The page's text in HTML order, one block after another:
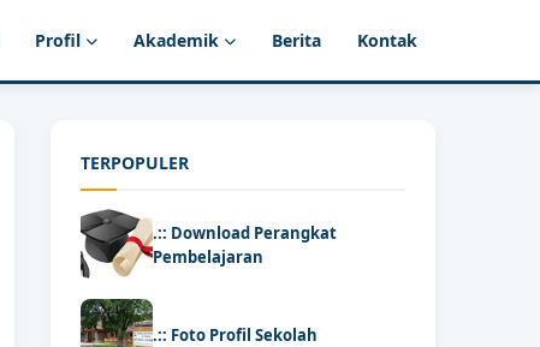
Profil Akademik Berita Kontak
TERPOPULER
.:: Download Perangkat
Pembelajaran
.:: Foto Profil Sekolah